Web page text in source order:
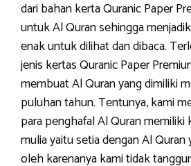
dari bahan kerta Quranic Paper
untuk Al Quran sehingga
enak untuk dilihat dan dibaca.
jenis kertas Quranic Paper
membuat Al Quran yang dimiliki
puluhan tahun. Tentunya, kami
para penghafal Al Quran memiliki
mulia yaitu setia dengan Al Quran
oleh karenanya kami tidak